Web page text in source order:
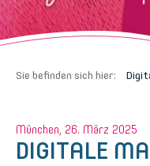
Sie befinden sich hier:
München, 26. März 2025
DIGITALE